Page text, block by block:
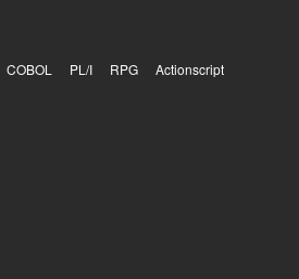
COBOL PL/I RPG
Actionscript